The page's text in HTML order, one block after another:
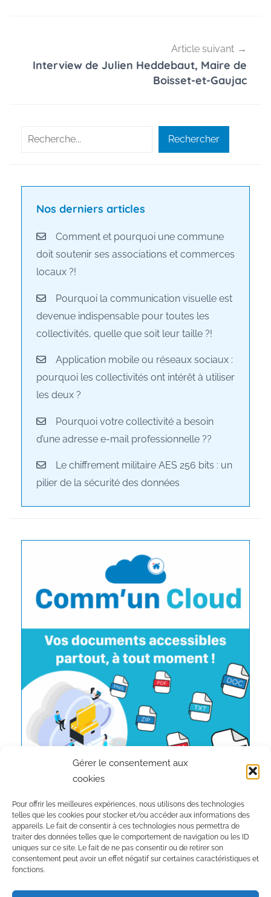
Gérer le consentement aux
cookies
Pour offrir les meilleures expériences, nous utilisons des technologies
telles que les cookies pour stocker et/ou accéder aux informations des
appareils. Le fait de consentir à ces technologies nous permettra de
traiter des données telles que le comportement de navigation ou les ID
uniques sur ce site. Le fait de ne pas consentir ou de retirer son
consentement peut avoir un effet négatif sur certaines caractéristiques et
fonctions.
Article suivant
Interview de Julien Heddebaut, Maire de
Boisset-et-Gaujac
Rechercher Rechercher
Nos derniers articles
Comment et pourquoi une commune
doit soutenir ses associations et commerces
locaux ?!
Pourquoi la communication visuelle est
devenue indispensable pour toutes les
collectivités, quelle que soit leur taille ?!
Application mobile ou réseaux sociaux :
pourquoi les collectivités ont intérêt à utiliser
les deux ?
Pourquoi votre collectivité a besoin
d’une adresse e-mail professionnelle ??
Le chiffrement militaire AES 256 bits : un
pilier de la sécurité des données
Inscription à la newsletter :